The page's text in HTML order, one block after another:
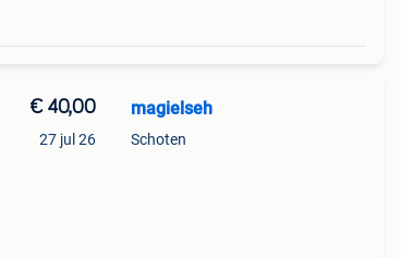
€ 40,00
27 jul 26
magielseh
Schoten